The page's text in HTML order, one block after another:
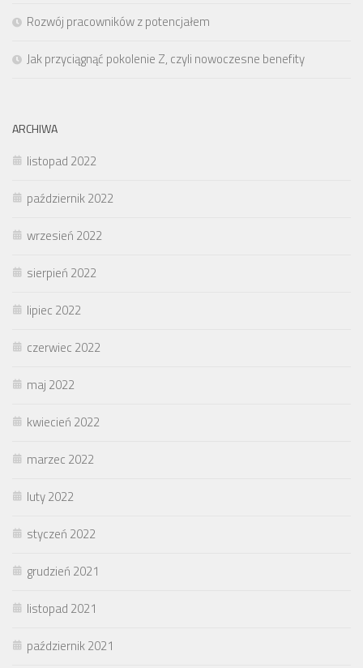
Rozwój pracowników z potencjałem
Jak przyciągnąć pokolenie Z, czyli nowoczesne benefity
ARCHIWA
listopad 2022
październik 2022
wrzesień 2022
sierpień 2022
lipiec 2022
czerwiec 2022
maj 2022
kwiecień 2022
marzec 2022
luty 2022
styczeń 2022
grudzień 2021
listopad 2021
październik 2021